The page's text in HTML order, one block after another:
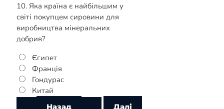
10. Яка країна є найбільшим у
світі покупцем сировини для
виробництва мінеральних
добрив?
Єгипет
Франція
Гондурас
Китай